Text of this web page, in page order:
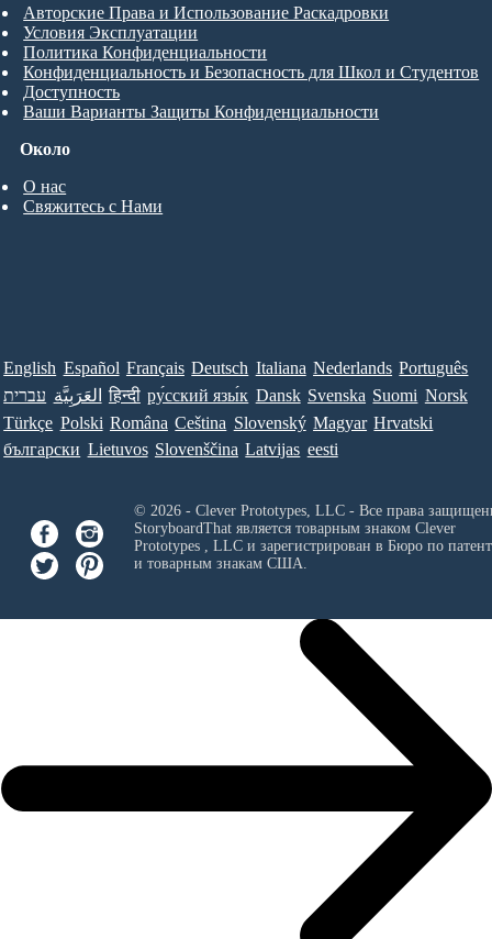
Около
О нас
Свяжитесь с Нами
Авторские Права и Использование Раскадровки
Условия Эксплуатации
Политика Конфиденциальности
Конфиденциальность и Безопасность для Школ и Студентов
Доступность
Ваши Варианты Защиты Конфиденциальности
English Español Français Deutsch Italiana Nederlands Português
עברית العَرَبِيَّة हिन्दी ру́сский язы́к Dansk Svenska Suomi Norsk
Türkçe Polski Româna Ceština Slovenský Magyar Hrvatski
български Lietuvos Slovenščina Latvijas eesti
© 2026 - Clever Prototypes, LLC - Все права
StoryboardThat является товарным знаком Clever
Prototypes , LLCи зарегистрирован в Бюро по
и товарным знакам США.